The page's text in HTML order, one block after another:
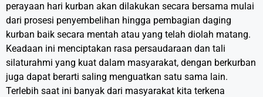
perayaan hari kurban akan dilakukan secara bersama mulai
dari prosesi penyembelihan hingga pembagian daging
kurban baik secara mentah atau yang telah diolah matang.
Keadaan ini menciptakan rasa persaudaraan dan tali
silaturahmi yang kuat dalam masyarakat, dengan berkurban
juga dapat berarti saling menguatkan satu sama lain.
Terlebih saat ini banyak dari masyarakat kita terkena